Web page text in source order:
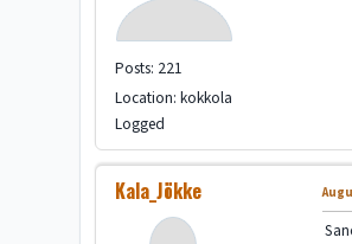
Posts: 221
Location: kokkola
Logged
Kala_Jökke